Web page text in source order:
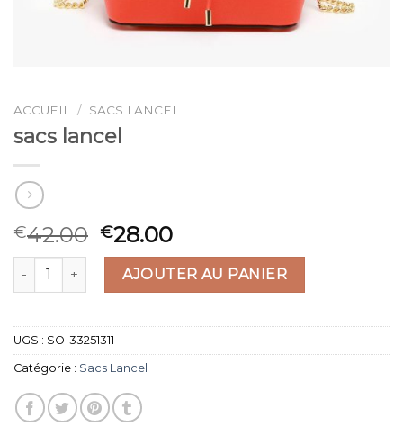
ACCUEIL / SACS LANCEL
sacs lancel
€42.00 €28.00
quantité de sacs lancelAJOUTER AU PANIER
UGS : SO-33251311
Catégorie : Sacs Lancel